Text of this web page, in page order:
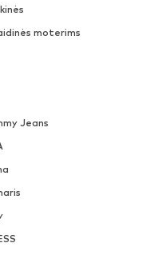
moterims
Jeans